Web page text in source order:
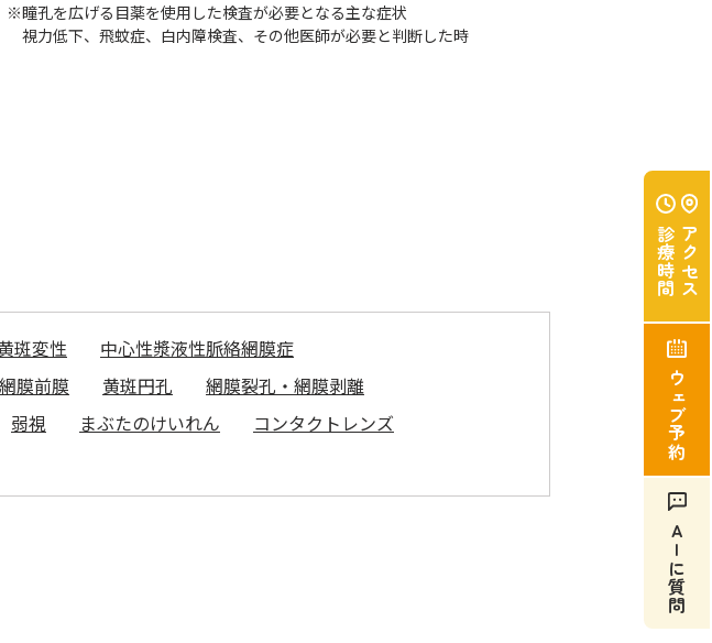
診療時間アクセス
ウェブ予約
AIに質問
※瞳孔を広げる目薬を使用した検査が必要となる主な症状
視力低下、飛蚊症、白内障検査、その他医師が必要と判断した時
斑変性
中心性漿液性脈絡網膜症
網膜前膜 黄斑円孔
網膜裂孔・網膜剥離
弱視 まぶたのけいれん
コンタクトレンズ